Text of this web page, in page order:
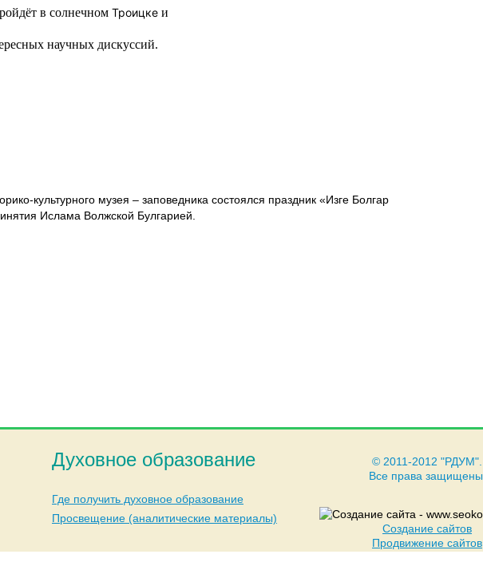
в солнечном Троицке и
научных дискуссий.
культурного музея – заповедника состоялся праздник «Изге Болгар
Ислама Волжской Булгарией.
Духовное образование
Где получить духовное образование
Просвещение (аналитические материалы)
© 2011-2012 "РДУМ".
Все права защищены.
Создание сайтов
Продвижение сайтов